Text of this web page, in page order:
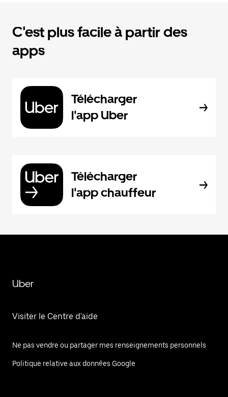
C'est plus facile à partir des
apps
Télécharger
l'app Uber
Télécharger
l'app chauffeur
Uber
Visiter le Centre d'aide
Ne pas vendre ou partager mes renseignements personnels
Politique relative aux données Google